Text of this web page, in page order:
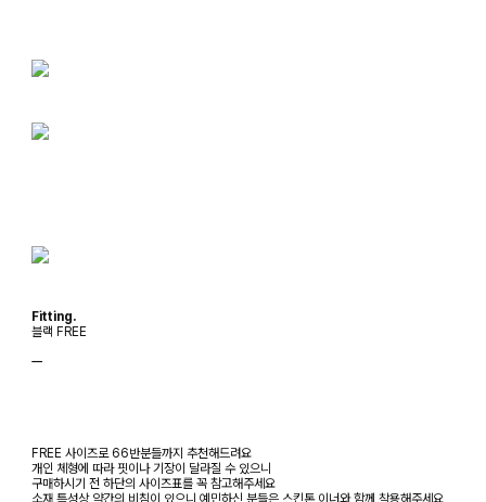
Fitting.
블랙 FREE
ㅡ
FREE 사이즈로 66반분들까지 추천해드려요
개인 체형에 따라 핏이나 기장이 달라질 수 있으니
구매하시기 전 하단의 사이즈표를 꼭 참고해주세요
소재 특성상 약간의 비침이 있으니 예민하신 분들은 스킨톤 이너와 함께 착용해주세요